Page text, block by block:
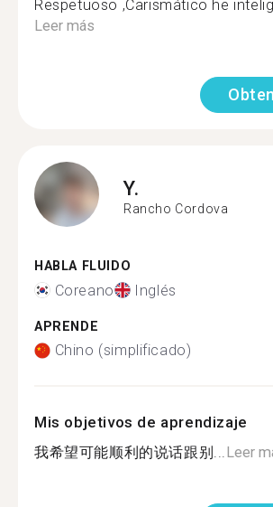
Respetuoso ,Carismático he
Leer más
Y.
Rancho Cordova
HABLA FLUIDO
Coreano Inglés
APRENDE
Chino (simplificado)
Mis objetivos de aprendizaje
我希望可能顺利的说话跟别...Leer